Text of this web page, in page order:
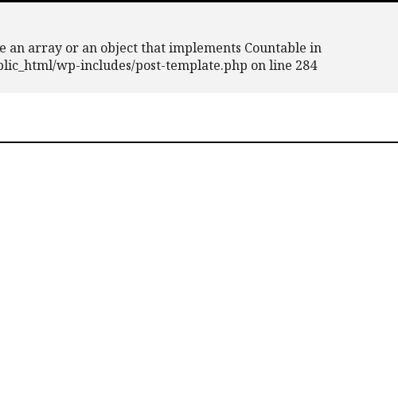
an array or an object that implements Countable in
wp-includes/post-template.php on line 284